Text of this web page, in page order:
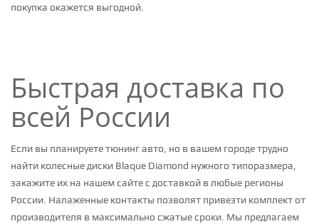
покупка окажется выгодной.
Быстрая доставка по
всей России
Если вы планируете тюнинг авто, но в вашем городе трудно
найти колесные диски Blaque Diamond нужного типоразмера,
закажите их на нашем сайте с доставкой в любые регионы
России. Налаженные контакты позволят привезти комплект от
производителя в максимально сжатые сроки. Мы предлагаем